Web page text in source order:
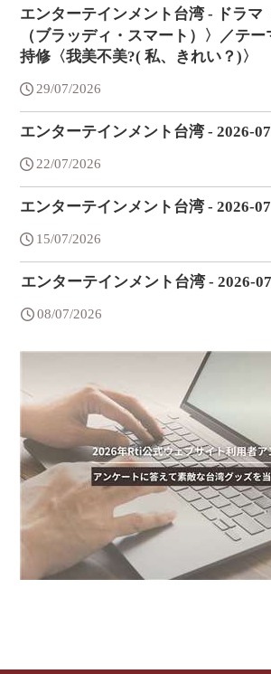
エンターテインメント台湾 - ドラマ
（ブラッディ・スマート）〉／テー
持修〈我美不美?( 私、きれい？)〉
29/07/2026
エンターテインメント台湾 - 2026-
22/07/2026
エンターテインメント台湾 - 2026-
15/07/2026
エンターテインメント台湾 - 2026-
08/07/2026